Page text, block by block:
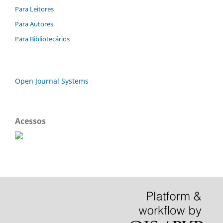
Para Leitores
Para Autores
Para Bibliotecários
Open Journal Systems
Acessos